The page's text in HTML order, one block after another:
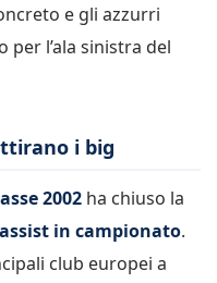
e gli azzurri
per l’ala sinistra del
i big
2002 ha chiuso la
assist in campionato.
club europei a